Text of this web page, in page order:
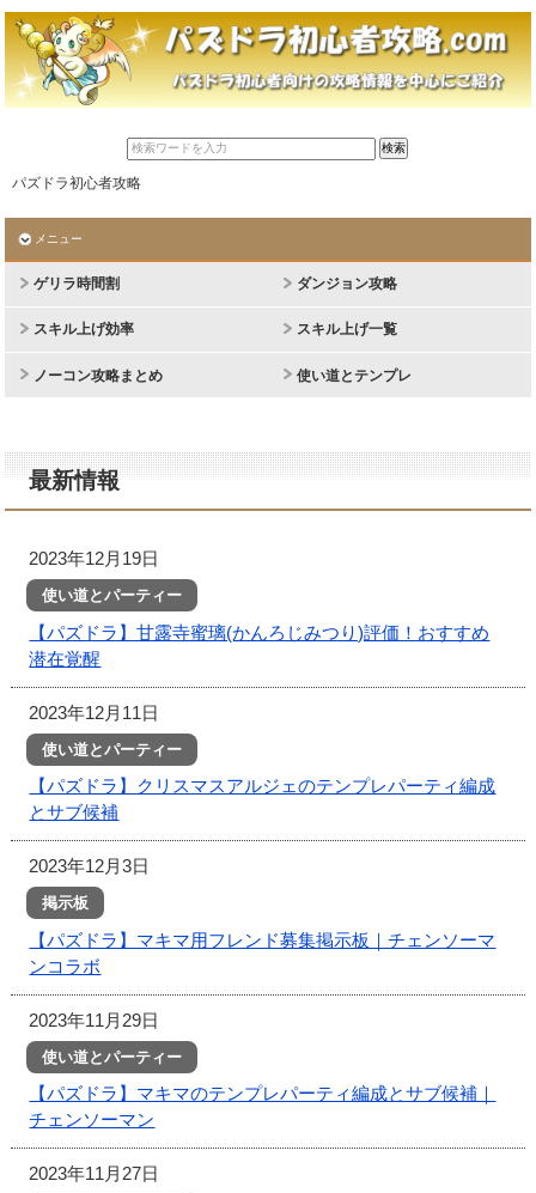
パズドラ初心者攻略
メニュー
ゲリラ時間割 ダンジョン攻略
スキル上げ効率 スキル上げ一覧
ノーコン攻略まとめ 使い道とテンプレ
最新情報
2023年12月19日
使い道とパーティー
【パズドラ】甘露寺蜜璃(かんろじみつり)評価！おすすめ
潜在覚醒
2023年12月11日
使い道とパーティー
【パズドラ】クリスマスアルジェのテンプレパーティ編成
とサブ候補
2023年12月3日
掲示板
【パズドラ】マキマ用フレンド募集掲示板｜チェンソーマ
ンコラボ
2023年11月29日
使い道とパーティー
【パズドラ】マキマのテンプレパーティ編成とサブ候補｜
チェンソーマン
2023年11月27日